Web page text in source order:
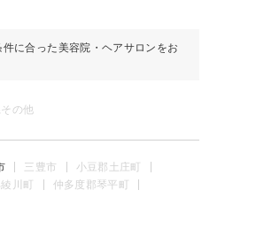
に合った美容院・ヘアサロンをお
の他
三豊市
小豆郡土庄町
川町
仲多度郡琴平町